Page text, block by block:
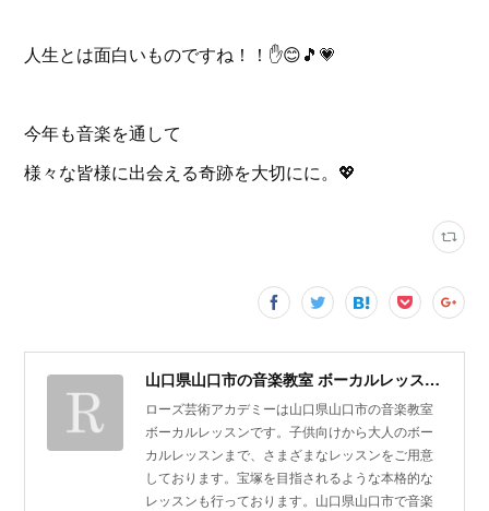
人生とは面白いものですね！！✋️😊🎵💗
今年も音楽を通して
様々な皆様に出会える奇跡を大切にに。💖
山口県山口市の音楽教室 ボーカルレッスン | ローズ芸術アカデミー
ローズ芸術アカデミーは山口県山口市の音楽教室
ボーカルレッスンです。子供向けから大人のボー
カルレッスンまで、さまざまなレッスンをご用意
しております。宝塚を目指されるような本格的な
レッスンも行っております。山口県山口市で音楽